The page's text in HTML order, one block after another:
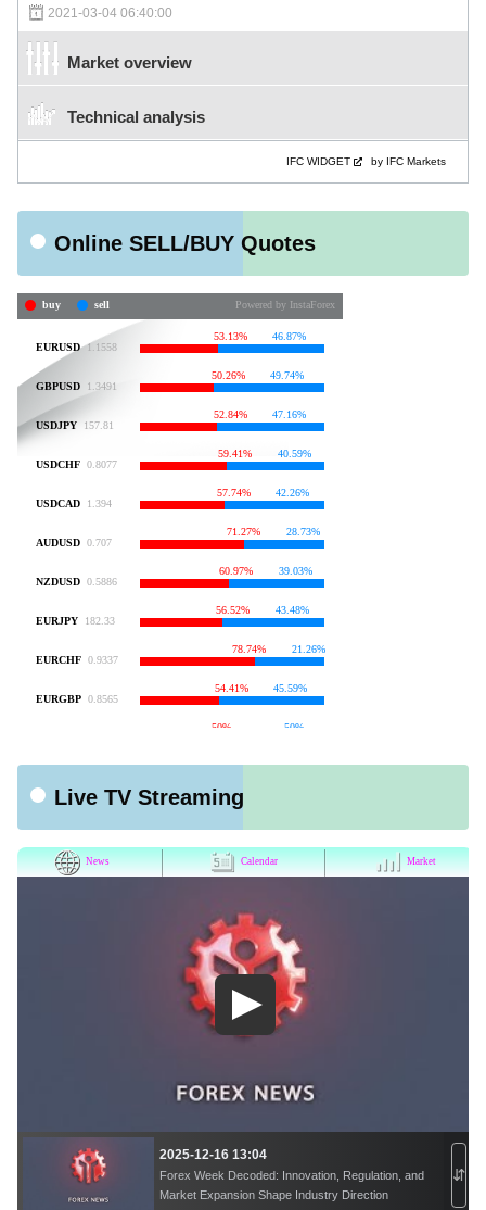
2021-03-04 06:40:00
Market overview
Technical analysis
IFC WIDGET by IFC Markets
Online SELL/BUY Quotes
Live TV Streaming